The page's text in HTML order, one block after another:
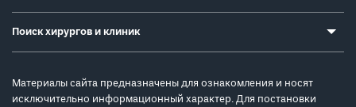
Поиск хирургов и клиник
Материалы сайта предназначены для ознакомления и носят
исключительно информационный характер. Для постановки